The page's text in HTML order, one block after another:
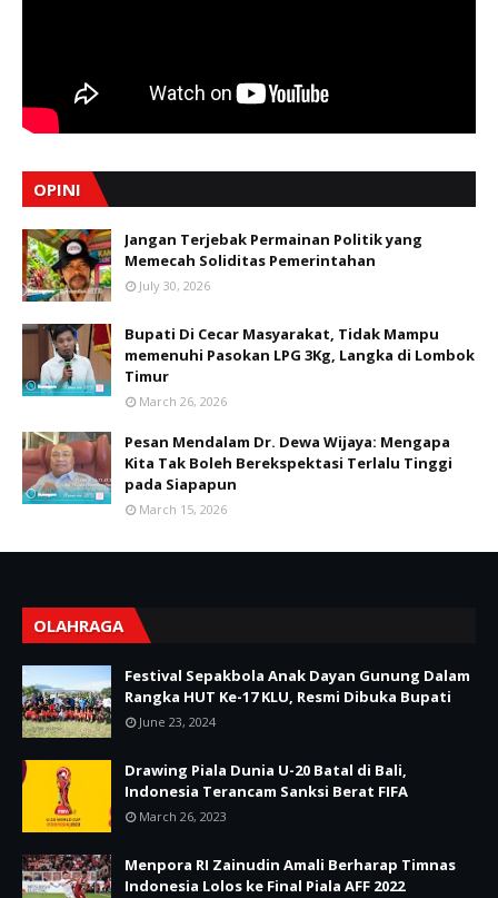
OPINI
Jangan Terjebak Permainan Politik yang
Memecah Soliditas Pemerintahan
July 30, 2026
Bupati Di Cecar Masyarakat, Tidak Mampu
memenuhi Pasokan LPG 3Kg, Langka di Lombok
Timur
March 26, 2026
Pesan Mendalam Dr. Dewa Wijaya: Mengapa
Kita Tak Boleh Berekspektasi Terlalu Tinggi
pada Siapapun
March 15, 2026
OLAHRAGA
Festival Sepakbola Anak Dayan Gunung Dalam
Rangka HUT Ke-17 KLU, Resmi Dibuka Bupati
June 23, 2024
Drawing Piala Dunia U-20 Batal di Bali,
Indonesia Terancam Sanksi Berat FIFA
March 26, 2023
Menpora RI Zainudin Amali Berharap Timnas
Indonesia Lolos ke Final Piala AFF 2022